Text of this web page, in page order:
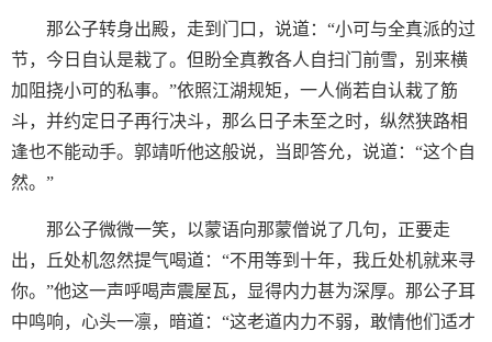
那公子转身出殿，走到门口，说道：“小可与全真派的过
节，今日自认是栽了。但盼全真教各人自扫门前雪，别来横
加阻挠小可的私事。”依照江湖规矩，一人倘若自认栽了筋
斗，并约定日子再行决斗，那么日子未至之时，纵然狭路相
逢也不能动手。郭靖听他这般说，当即答允，说道：“这个自
然。”
那公子微微一笑，以蒙语向那蒙僧说了几句，正要走
出，丘处机忽然提气喝道：“不用等到十年，我丘处机就来寻
你。”他这一声呼喝声震屋瓦，显得内力甚为深厚。那公子耳
中鸣响，心头一凛，暗道：“这老道内力不弱，敢情他们适才